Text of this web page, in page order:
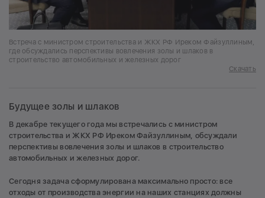
Встреча с министром строительства и ЖКХ РФ Иреком Файзуллиным,
где обсуждались перспективы вовлечения золы и шлаков в
строительство автомобильных и железных дорог
Скачать
Будущее золы и шлаков
В декабре текущего года мы встречались с министром
строительства и ЖКХ РФ Иреком Файзуллиным, обсуждали
перспективы вовлечения золы и шлаков в строительство
автомобильных и железных дорог.
Сегодня задача сформулирована максимально просто: все
отходы от производства энергии на наших станциях должны